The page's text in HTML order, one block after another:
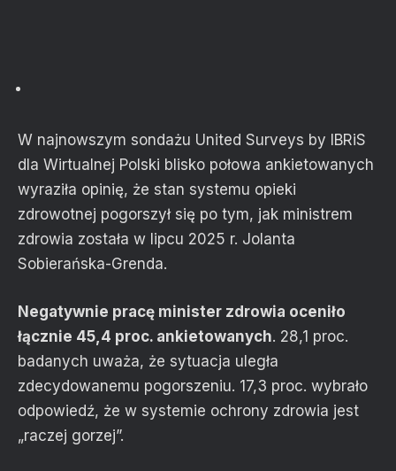
W najnowszym sondażu United Surveys by IBRiS
dla Wirtualnej Polski blisko połowa ankietowanych
wyraziła opinię, że stan systemu opieki
zdrowotnej pogorszył się po tym, jak ministrem
zdrowia została w lipcu 2025 r. Jolanta
Sobierańska-Grenda.
Negatywnie pracę minister zdrowia oceniło
łącznie 45,4 proc. ankietowanych. 28,1 proc.
badanych uważa, że sytuacja uległa
zdecydowanemu pogorszeniu. 17,3 proc. wybrało
odpowiedź, że w systemie ochrony zdrowia jest
„raczej gorzej”.